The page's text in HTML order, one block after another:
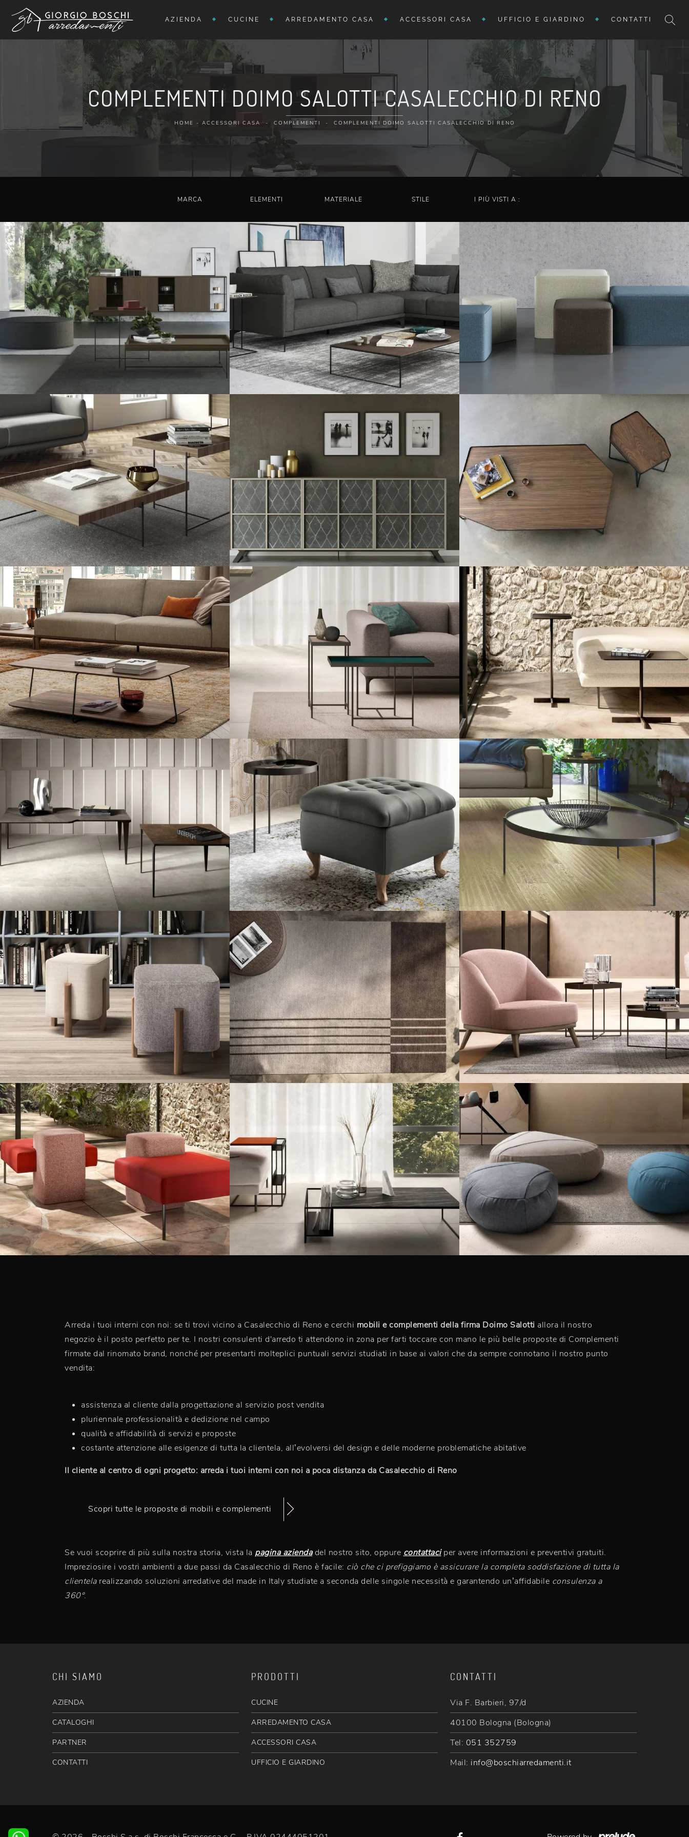
AZIENDA CUCINE ARREDAMENTO CASA ACCESSORI CASA UFFICIO E GIARDINO CONTATTI
COMPLEMENTI DOIMO SALOTTI CASALECCHIO DI RENO
HOME - ACCESSORI CASA - COMPLEMENTI - COMPLEMENTI DOIMO SALOTTI CASALECCHIO DI RENO
MARCA ELEMENTI MATERIALE STILE I PIÙ VISTI A :
Arreda i tuoi interni con noi: se ti trovi vicino a Casalecchio di Reno e cerchi mobili e complementi della firma Doimo Salotti allora il nostro
negozio è il posto perfetto per te. I nostri consulenti d'arredo ti attendono in zona per farti toccare con mano le più belle proposte di Complementi
firmate dal rinomato brand, nonché per presentarti molteplici puntuali servizi studiati in base ai valori che da sempre connotano il nostro punto
vendita:
assistenza al cliente dalla progettazione al servizio post vendita
pluriennale professionalità e dedizione nel campo
qualità e affidabilità di servizi e proposte
costante attenzione alle esigenze di tutta la clientela, all’evolversi del design e delle moderne problematiche abitative
Il cliente al centro di ogni progetto: arreda i tuoi interni con noi a poca distanza da Casalecchio di Reno
Scopri tutte le proposte di mobili e complementi
Se vuoi scoprire di più sulla nostra storia, vista la pagina aziendadel nostro sito, oppure contattaciper avere informazioni e preventivi gratuiti.
Impreziosire i vostri ambienti a due passi da Casalecchio di Reno è facile: ciò che ci prefiggiamo è assicurare la completa soddisfazione di tutta la
clientelarealizzando soluzioni arredative del made in Italy studiate a seconda delle singole necessità e garantendo un’affidabile consulenza a
360°.
CHI SIAMO
AZIENDA
CATALOGHI
PARTNER
CONTATTI
PRODOTTI
CUCINE
ARREDAMENTO CASA
ACCESSORI CASA
UFFICIO E GIARDINO
CONTATTI
Via F. Barbieri, 97/d
40100 Bologna (Bologna)
Tel: 051 352759
Mail: info@boschiarredamenti.it